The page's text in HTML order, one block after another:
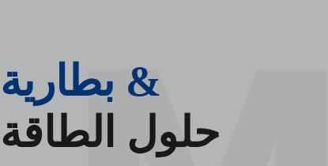
بطارية &
حلول الطاقة